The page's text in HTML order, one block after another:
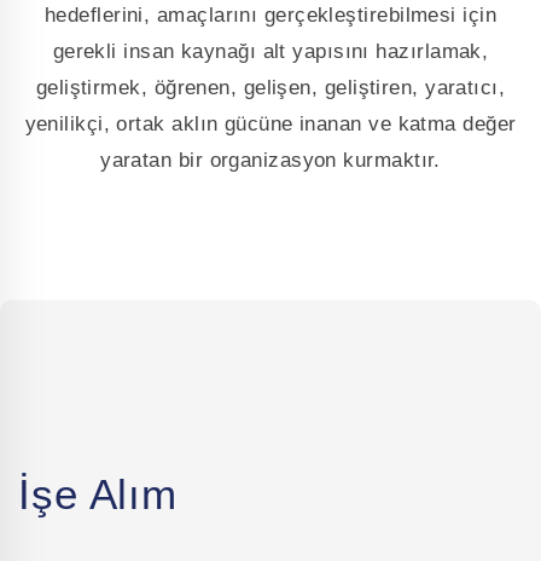
hedeflerini, amaçlarını gerçekleştirebilmesi için
gerekli insan kaynağı alt yapısını hazırlamak,
geliştirmek, öğrenen, gelişen, geliştiren, yaratıcı,
yenilikçi, ortak aklın gücüne inanan ve katma değer
yaratan bir organizasyon kurmaktır.
İşe Alım